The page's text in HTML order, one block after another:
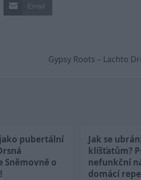
Email
Gypsy Roots – Lachto
pubertální
Sněmovně o
Jak se
klíšťatům?
nefunkční
domácí